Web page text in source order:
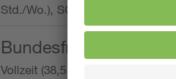
Std./Wo.), SOS-Kinderdorf
Vollzeit (38,5 Stunden pro